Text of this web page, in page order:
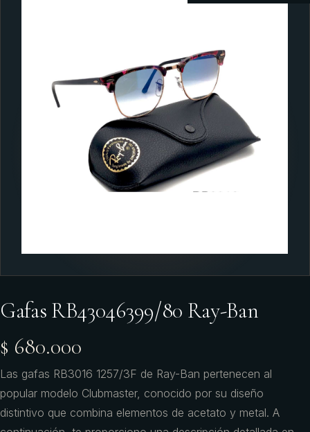
Gafas RB43046399/80 Ray-Ban
$ 680.000
Las gafas RB3016 1257/3F de Ray-Ban pertenecen al
popular modelo Clubmaster, conocido por su diseño
distintivo que combina elementos de acetato y metal. A